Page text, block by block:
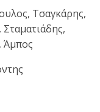
Τσαγκάρης,
Άμπος